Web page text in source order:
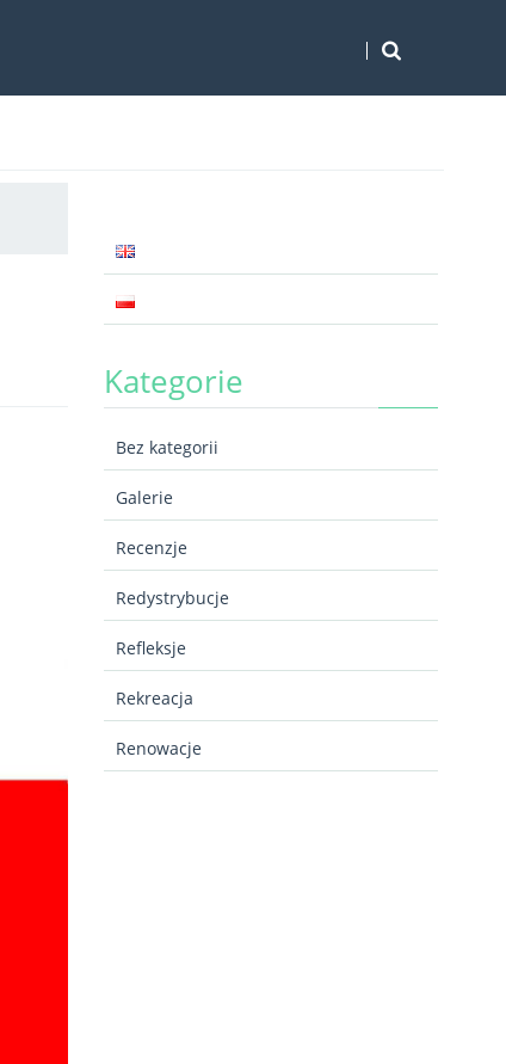
Kategorie
Bez kategorii
Galerie
Recenzje
Redystrybucje
Refleksje
Rekreacja
Renowacje